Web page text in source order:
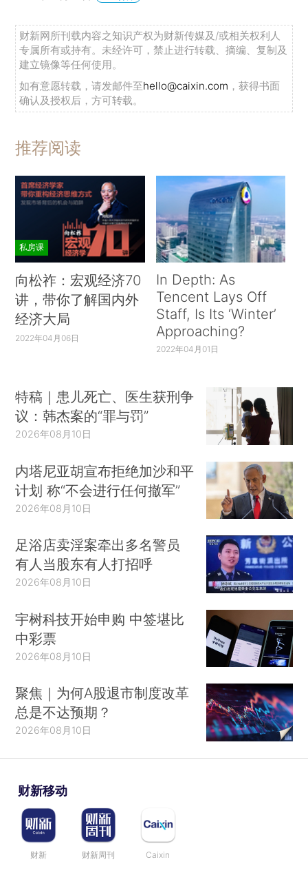
财新网所刊载内容之知识产权为财新传媒及/或相关权利人
专属所有或持有。未经许可，禁止进行转载、摘编、复制及
建立镜像等任何使用。
如有意愿转载，请发邮件至hello@caixin.com ，获得书面
确认及授权后，方可转载。
推荐阅读
私房课
向松祚：宏观经济70
讲，带你了解国内外
经济大局
2022年04月06日
In Depth: As
Tencent Lays Off
Staff, Is Its ‘Winter’
Approaching?
2022年04月01日
特稿｜患儿死亡、医生获刑争
议：韩杰案的“罪与罚”
2026年08月10日
内塔尼亚胡宣布拒绝加沙和平
计划 称“不会进行任何撤军”
2026年08月10日
足浴店卖淫案牵出多名警员
有人当股东有人打招呼
2026年08月10日
宇树科技开始申购 中签堪比
中彩票
2026年08月10日
聚焦｜为何A股退市制度改革
总是不达预期？
2026年08月10日
财新移动
财新 财新周刊 Caixin